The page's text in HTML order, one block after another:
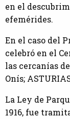
en el
efemérides.
En el caso del
celebró en el
las cercanías
Onís;
La Ley de
1916, fue